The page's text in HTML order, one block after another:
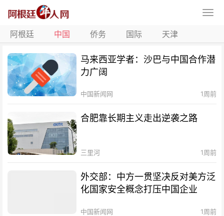
阿根廷 中国 侨务 国际 天津
马来西亚学者：沙巴与中国合作潜
力广阔
中国新闻网 1周前
合肥靠长期主义走出逆袭之路
三里河 1周前
外交部：中方一贯坚决反对美方泛
化国家安全概念打压中国企业
中国新闻网 1周前